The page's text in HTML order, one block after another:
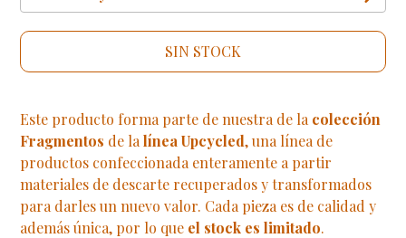
SIN STOCK
Este producto forma parte de nuestra de la colección
Fragmentos de lalínea Upcycled, una línea de
productos confeccionada enteramente a partir
materiales de descarte recuperados y transformados
para darles un nuevo valor. Cada pieza es de calidad y
además única, por lo que el stock es limitado.